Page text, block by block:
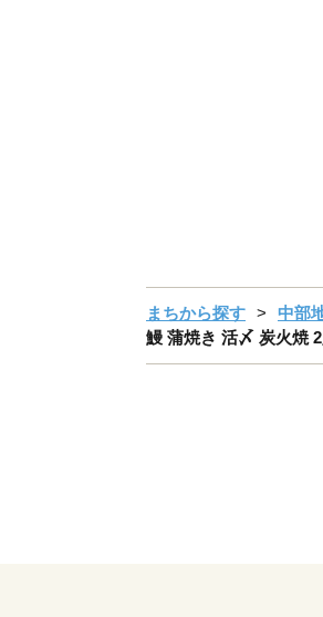
まちから探す 中部
鰻 蒲焼き 活〆 炭火焼